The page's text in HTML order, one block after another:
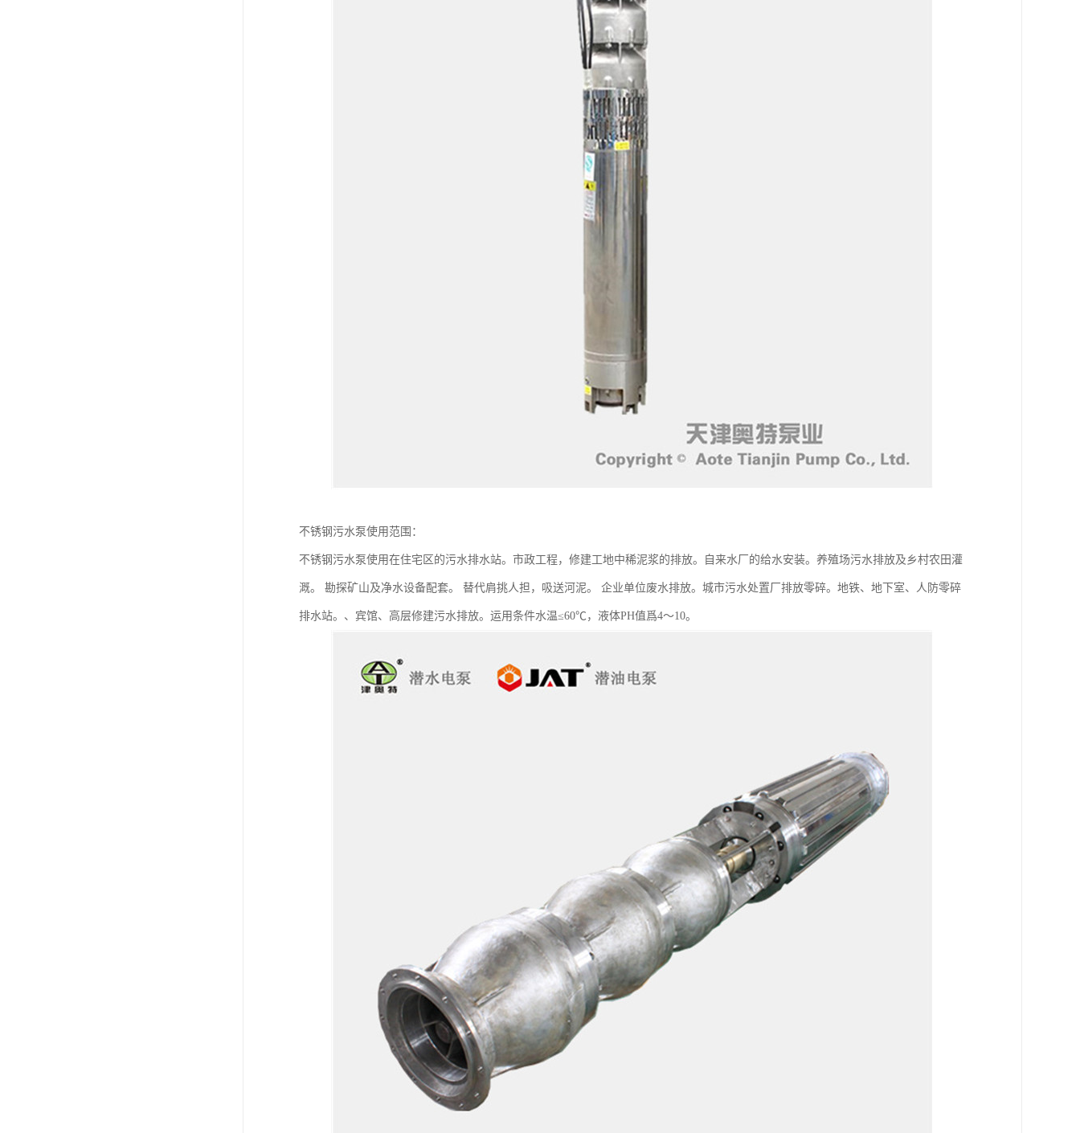
不锈钢污水泵使用范围：
不锈钢污水泵使用在住宅区的污水排水站。市政工程，修建工地中稀泥浆的排放。自来水厂的给水安装。养殖场污水排放及乡村农田灌
溉。 勘探矿山及净水设备配套。 替代肩挑人担，吸送河泥。 企业单位废水排放。城市污水处置厂排放零碎。地铁、地下室、人防零碎
排水站。、宾馆、高层修建污水排放。运用条件水温≤60℃，液体PH值爲4～10。